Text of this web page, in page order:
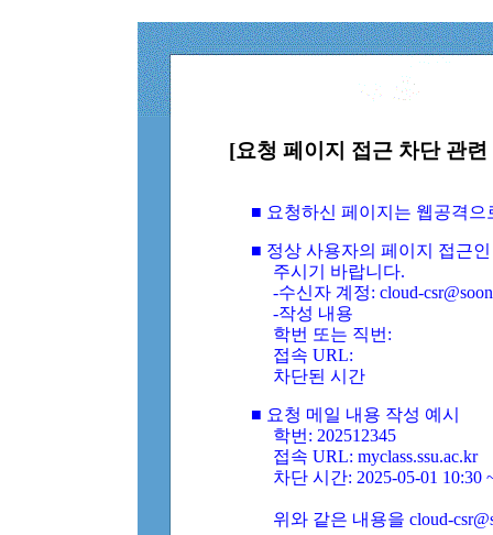
[요청 페이지 접근 차단 관
■ 요청하신 페이지는 웹공격
■ 정상 사용자의 페이지 접근
주시기 바랍니다.
-수신자 계정: cloud-
-작성 내용
학번 또는 직번:
접속 URL:
차단된 시간
■ 요청 메일 내용 작성 예시
학번: 202512345
접속 URL: myclass.ssu.ac.kr
차단 시간: 2025-05-01 10:30
위와 같은 내용을 cloud-